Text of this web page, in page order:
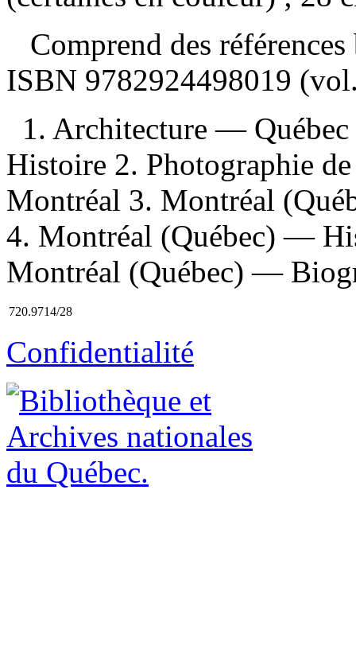
Comprend des
ISBN 9782924498019
1. Architecture —
Histoire 2. Photographie
Montréal 3. Montréal
4. Montréal (Québec) —
Montréal (Québec) —
720.9714/28
Confidentialité